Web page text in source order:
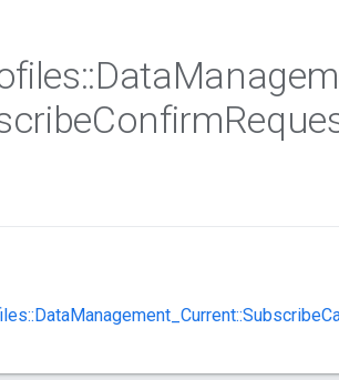
::Data
Confirm